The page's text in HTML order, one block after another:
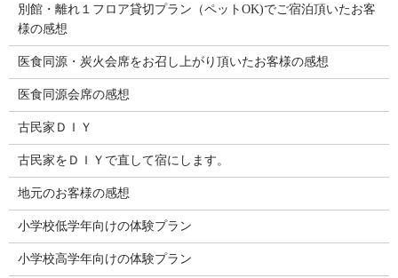
別館・離れ１フロア貸切プラン（ペットOK)でご宿泊頂いたお客
様の感想
医食同源・炭火会席をお召し上がり頂いたお客様の感想
医食同源会席の感想
古民家ＤＩＹ
古民家をＤＩＹで直して宿にします。
地元のお客様の感想
小学校低学年向けの体験プラン
小学校高学年向けの体験プラン